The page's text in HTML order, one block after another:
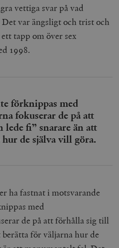
vettiga svar på vad
var ängsligt och trist och
tapp om över sex
1998.
förknippas med
fokuserar de på att
fi” snarare än att
de själva vill göra.
ha fastnat i motsvarande
med
de på att förhålla sig till
berätta för väljarna hur de